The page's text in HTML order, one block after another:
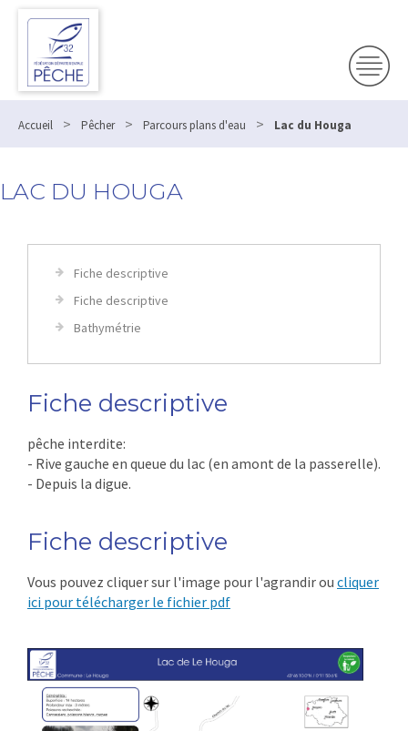
Accueil > Pêcher > Parcours plans d'eau > Lac du Houga
LAC DU HOUGA
Fiche descriptive
Fiche descriptive
Bathymétrie
Fiche descriptive
pêche interdite:
- Rive gauche en queue du lac (en amont de la passerelle).
- Depuis la digue.
Fiche descriptive
Vous pouvez cliquer sur l'image pour l'agrandir ou cliquer
ici pour télécharger le fichier pdf